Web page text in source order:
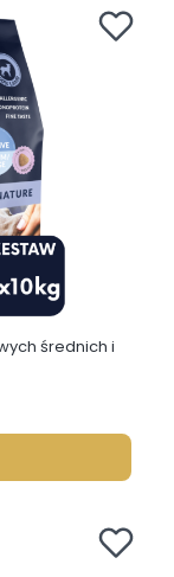
średnich i